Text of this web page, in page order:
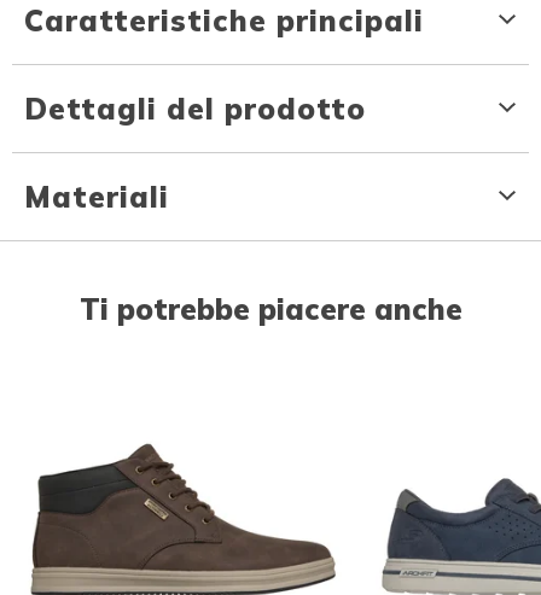
Caratteristiche principali
Dettagli del prodotto
Materiali
Ti potrebbe piacere anche